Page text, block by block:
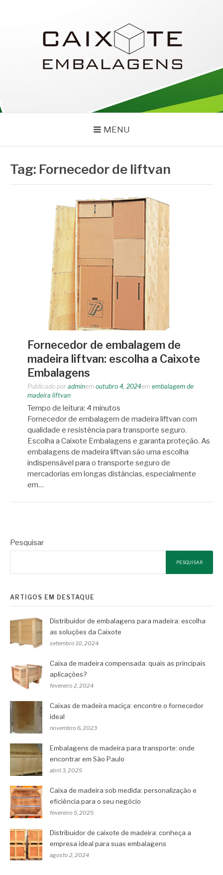
MENU
Tag: Fornecedor de liftvan
Fornecedor de embalagem de
madeira liftvan: escolha a Caixote
Embalagens
Publicado por adminem outubro 4, 2024em embalagem de
madeira liftvan
Tempo de leitura: 4 minutos
Fornecedor de embalagem de madeira liftvan com
qualidade e resistência para transporte seguro.
Escolha a Caixote Embalagens e garanta proteção. As
embalagens de madeira liftvan são uma escolha
indispensável para o transporte seguro de
mercadorias em longas distâncias, especialmente
em…
Pesquisar
PESQUISAR
ARTIGOS EM DESTAQUE
Distribuidor de embalagens para madeira: escolha
as soluções da Caixote
setembro 10, 2024
Caixa de madeira compensada: quais as principais
aplicações?
fevereiro 2, 2024
Caixas de madeira maciça: encontre o fornecedor
ideal
novembro 6, 2023
Embalagens de madeira para transporte: onde
encontrar em São Paulo
abril 3, 2025
Caixa de madeira sob medida: personalização e
eficiência para o seu negócio
fevereiro 5, 2025
Distribuidor de caixote de madeira: conheça a
empresa ideal para suas embalagens
agosto 2, 2024